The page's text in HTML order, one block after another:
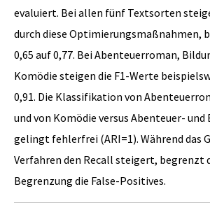
evaluiert. Bei allen fünf Textsorten
durch diese Optimierungsmaßnahmen,
0,65 auf 0,77. Bei Abenteuerroman,
Komödie steigen die F1-Werte
0,91. Die Klassifikation von
und von Komödie versus Abenteuer-
gelingt fehlerfrei (ARI=1). Während das
Verfahren den Recall steigert, begrenzt
Begrenzung die False-Positives.